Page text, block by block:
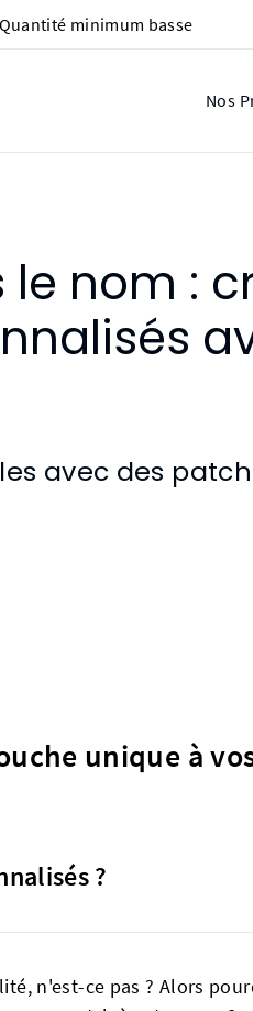
minimum basse
Nos
nom :
avec des
unique à
?
n'est-ce pas ? Alors